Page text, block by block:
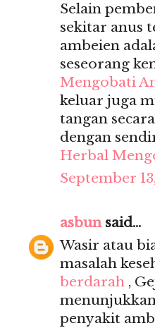
Selain
sekitar anus
ambeien
seseorang
Mengobati
keluar juga
tangan
dengan
Herbal
September
asbunsaid...
Wasir atau
masalah
berdarah ,
penyakit